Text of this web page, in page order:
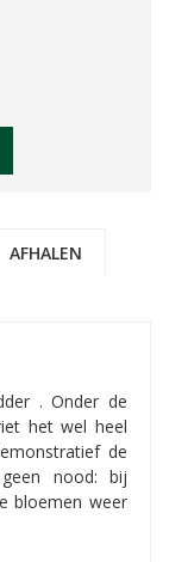
AFHALEN
. Onder de
het wel heel
de
nood: bij
bloemen weer